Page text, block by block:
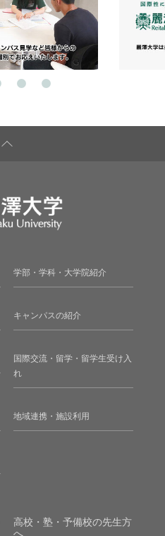
学部・学科・大学院紹介
キャンパスの紹介
国際交流・留学・留学生受け入
れ
地域連携・施設利用
高校・塾・予備校の先生方
へ